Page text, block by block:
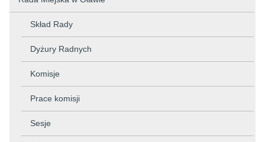
Skład Rady
Dyżury Radnych
Komisje
Prace komisji
Sesje